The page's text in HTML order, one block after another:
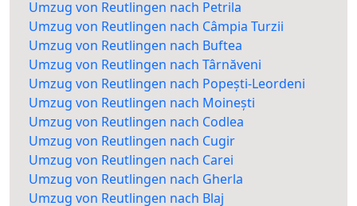
Umzug von Reutlingen nach Petrila
Umzug von Reutlingen nach Câmpia Turzii
Umzug von Reutlingen nach Buftea
Umzug von Reutlingen nach Târnăveni
Umzug von Reutlingen nach Popești-Leordeni
Umzug von Reutlingen nach Moinești
Umzug von Reutlingen nach Codlea
Umzug von Reutlingen nach Cugir
Umzug von Reutlingen nach Carei
Umzug von Reutlingen nach Gherla
Umzug von Reutlingen nach Blaj